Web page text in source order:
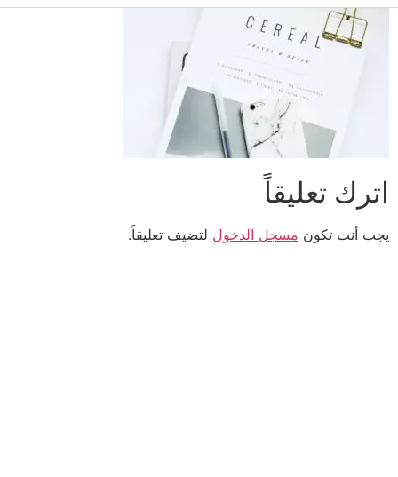
اترك تعليقاً
يجب أنت تكون مسجل الدخول لتضيف تعليقاً.